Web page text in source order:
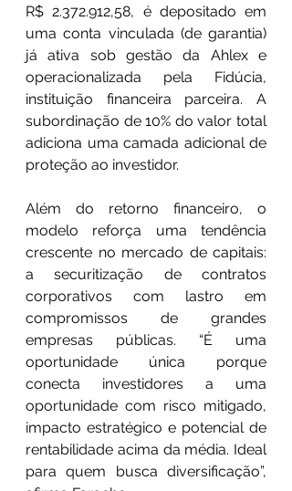
R$ 2.372.912,58, é depositado em
uma conta vinculada (de garantia)
já ativa sob gestão da Ahlex e
operacionalizada pela Fidúcia,
instituição financeira parceira. A
subordinação de 10% do valor total
adiciona uma camada adicional de
proteção ao investidor.
Além do retorno financeiro, o
modelo reforça uma tendência
crescente no mercado de capitais:
a securitização de contratos
corporativos com lastro em
compromissos de grandes
empresas públicas. “É uma
oportunidade única porque
conecta investidores a uma
oportunidade com risco mitigado,
impacto estratégico e potencial de
rentabilidade acima da média. Ideal
para quem busca diversificação”,